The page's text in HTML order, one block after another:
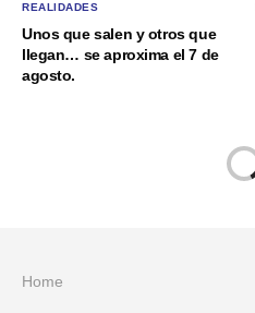
REALIDADES
Unos que salen y otros que
llegan… se aproxima el 7 de
agosto.
Home